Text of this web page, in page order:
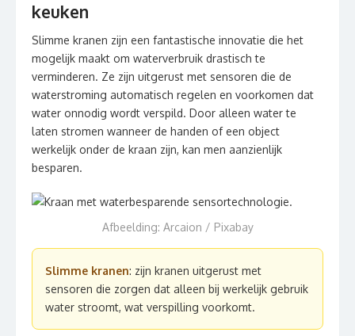
keuken
Slimme kranen zijn een fantastische innovatie die het
mogelijk maakt om waterverbruik drastisch te
verminderen. Ze zijn uitgerust met sensoren die de
waterstroming automatisch regelen en voorkomen dat
water onnodig wordt verspild. Door alleen water te
laten stromen wanneer de handen of een object
werkelijk onder de kraan zijn, kan men aanzienlijk
besparen.
Afbeelding: Arcaion / Pixabay
Slimme kranen: zijn kranen uitgerust met
sensoren die zorgen dat alleen bij werkelijk gebruik
water stroomt, wat verspilling voorkomt.